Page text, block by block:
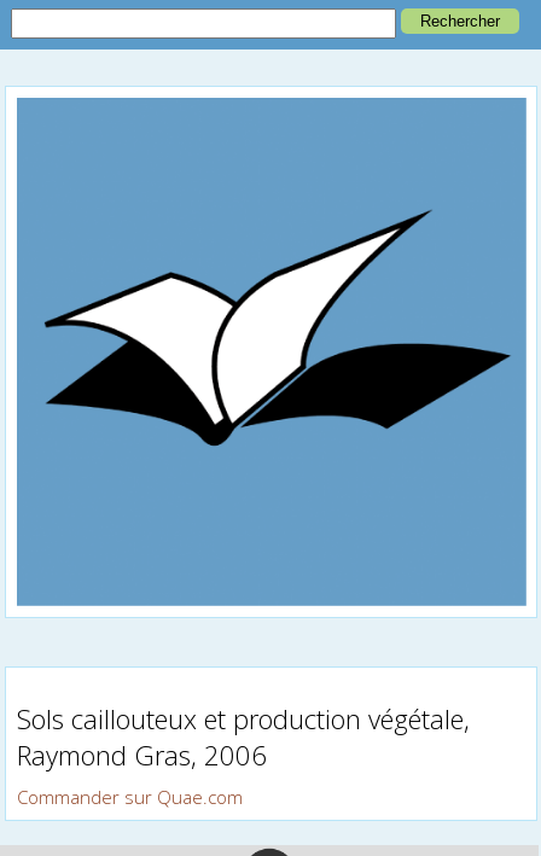
Sols caillouteux et production végétale,
Raymond Gras, 2006
Commander sur Quae.com